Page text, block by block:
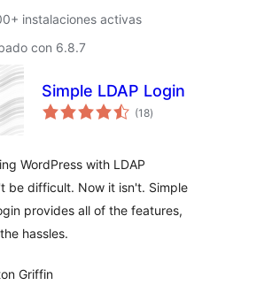
instalaciones activas
con 6.8.7
Simple LDAP Login
(18total
de
)
WordPress with LDAP
be difficult. Now it isn't. Simple
provides all of the features,
hassles.
Griffin